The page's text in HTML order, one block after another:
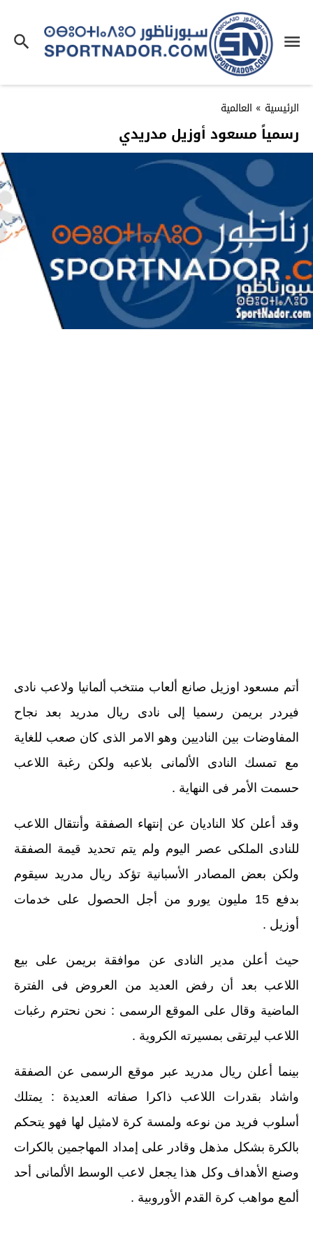
الرئيسية » العالمية
رسمياً مسعود أوزيل مدريدي
أتم مسعود اوزيل صانع ألعاب منتخب ألمانيا ولاعب نادى
فيردر بريمن رسميا إلى نادى ريال مدريد بعد نجاح
المفاوضات بين الناديين وهو الامر الذى كان صعب للغاية
مع تمسك النادى الألمانى بلاعبه ولكن رغبة اللاعب
حسمت الأمر فى النهاية .
وقد أعلن كلا الناديان عن إنتهاء الصفقة وأنتقال اللاعب
للنادى الملكى عصر اليوم ولم يتم تحديد قيمة الصفقة
ولكن بعض المصادر الأسبانية تؤكد ريال مدريد سيقوم
بدفع 15 مليون يورو من أجل الحصول على خدمات
أوزيل .
حيث أعلن مدير النادى عن موافقة بريمن على بيع
اللاعب بعد أن رفض العديد من العروض فى الفترة
الماضية وقال على الموقع الرسمى : نحن نحترم رغبات
اللاعب ليرتقى بمسيرته الكروية .
بينما أعلن ريال مدريد عبر موقع الرسمى عن الصفقة
واشاد بقدرات اللاعب ذاكرا صفاته العديدة : يمتلك
أسلوب فريد من نوعه ولمسة كرة لامثيل لها فهو يتحكم
بالكرة بشكل مذهل وقادر على إمداد المهاجمين بالكرات
وصنع الأهداف وكل هذا يجعل لاعب الوسط الألمانى أحد
ألمع مواهب كرة القدم الأوروبية .